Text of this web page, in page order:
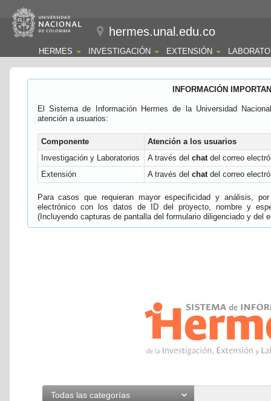
hermes.unal.edu.co
HERMES INVESTIGACIÓN EXTENSIÓN
INFORMACIÓN
El Sistema de Información Hermes de la Universidad
atención a usuarios:
Componente
Atención a los usuarios
Investigación y Laboratorios
A través del chatdel correo
Extensión
A través del chatdel correo
Para casos que requieran mayor especificidad y análisis,
electrónico con los datos de ID del proyecto, nombre y
(Incluyendo capturas de pantalla del formulario diligenciado y del
Todas las categorías